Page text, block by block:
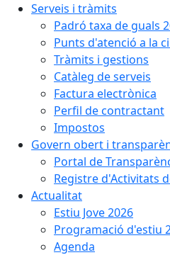
Serveis i tràmits
Padró taxa de guals
Punts d'atenció a la
Tràmits i gestions
Catàleg de serveis
Factura electrònica
Perfil de contractant
Impostos
Govern obert i
Portal de
Registre d'Activitats
Actualitat
Estiu Jove 2026
Programació d'estiu
Agenda